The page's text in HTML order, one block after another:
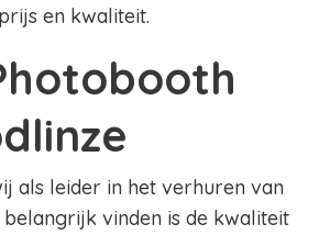
en kwaliteit.
als leider in het verhuren van
vinden is de kwaliteit